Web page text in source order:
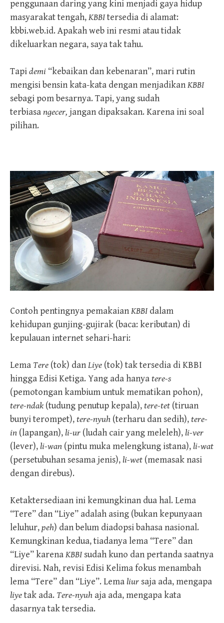
penggunaan daring yang kini menjadi gaya hidup
masyarakat tengah,KBBItersedia di alamat:
kbbi.web.id. Apakah web ini resmi atau tidak
dikeluarkan negara, saya tak tahu.
Tapidemi “kebaikan dan kebenaran”, mari rutin
mengisi bensin kata-kata dengan menjadikanKBBI
sebagi pom besarnya. Tapi, yang sudah
terbiasangecer, jangan dipaksakan. Karena ini soal
pilihan.
Contoh pentingnya pemakaianKBBIdalam
kehidupan gunjing-gujirak (baca: keributan) di
kepulauan internet sehari-hari:
Lema Tere (tok) danLiye (tok) tak tersedia di KBBI
hingga Edisi Ketiga. Yang ada hanyatere-s
(pemotongan kambium untuk mematikan pohon),
tere-ndak(tudung penutup kepala),tere-tet (tiruan
bunyi terompet),tere-nyuh (terharu dan sedih),tere-
in (lapangan), li-ur (ludah cair yang meleleh), li-ver
(lever), li-wan (pintu muka melengkung istana), li-wat
(persetubuhan sesama jenis), li-wet (memasak nasi
dengan direbus).
Ketaktersediaan ini kemungkinan dua hal. Lema
“Tere” dan “Liye” adalah asing (bukan kepunyaan
leluhur,peh) dan belum diadopsi bahasa nasional.
Kemungkinan kedua, tiadanya lema “Tere” dan
“Liye” karenaKBBIsudah kuno dan pertanda saatnya
direvisi. Nah, revisi Edisi Kelima fokus menambah
lema “Tere” dan “Liye”. Lema liur saja ada, mengapa
liyetak ada. Tere-nyuh aja ada, mengapa kata
dasarnya tak tersedia.